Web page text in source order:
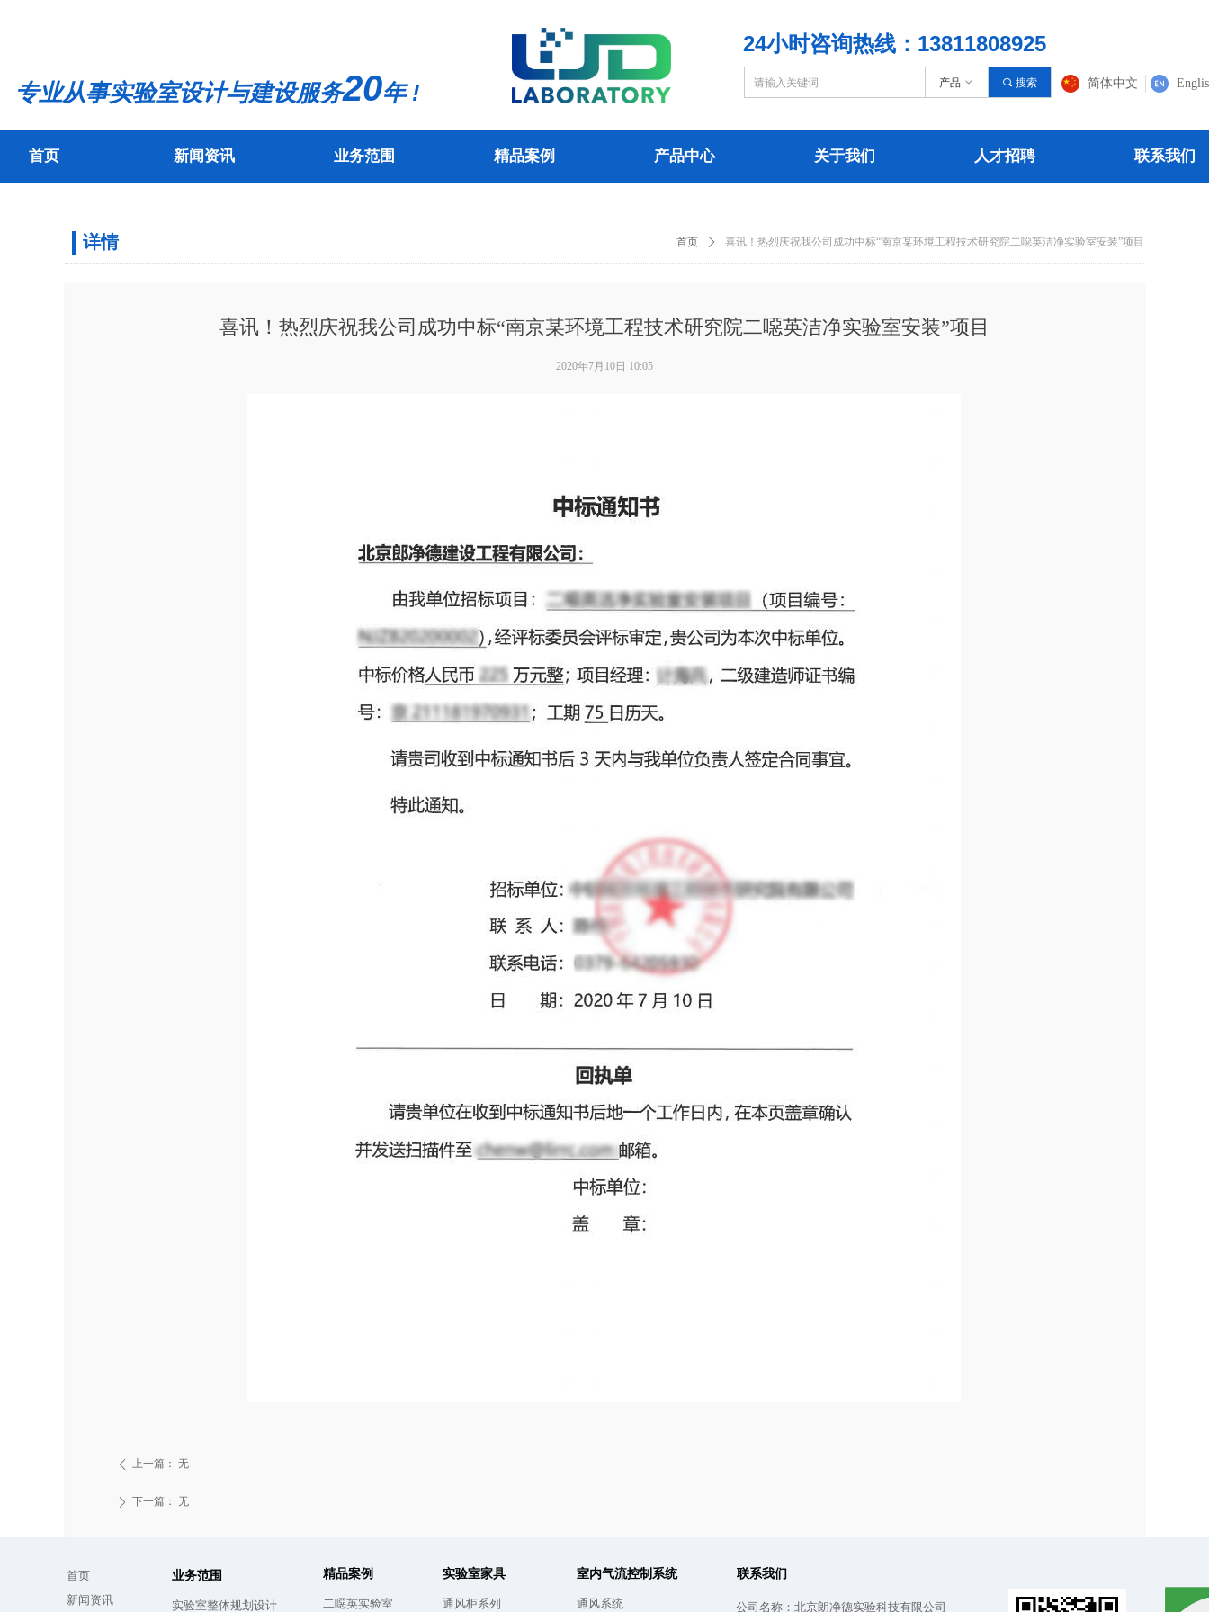
产品中心 关于我们 人才招聘 联系我们
首页 新闻资讯 业务范围 精品案例
简体中文
끠 搜索
产品 ꀁ
专业从事实验室设计与建设服务20年 !
24小时咨询热线：13811808925
喜讯！热烈庆祝我公司成功中标“南京某环境工程技术研究院二噁英洁净实验室安装”项目
2020年7月10日 10:05
ꄴ 上一篇： 无
ꄲ 下一篇： 无
详情 首页 ꄲ 喜讯！热烈庆祝我公司成功中标“南京某环境工程技术研究院二噁英洁净实验室安装”项目
联系我们
室内气流控制系统
业务范围 精品案例 实验室家具
实验室整体规划设计 公司名称： 北京朗净德实验科技有限公司
二噁英实验室
首页
新闻资讯
通风系统
通风柜系列